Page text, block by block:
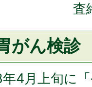
査
がん検診
4月上旬に